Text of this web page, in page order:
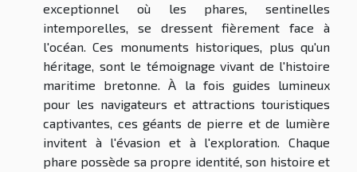
exceptionnel où les phares, sentinelles
intemporelles, se dressent fièrement face à
l'océan. Ces monuments historiques, plus qu'un
héritage, sont le témoignage vivant de l'histoire
maritime bretonne. À la fois guides lumineux
pour les navigateurs et attractions touristiques
captivantes, ces géants de pierre et de lumière
invitent à l'évasion et à l'exploration. Chaque
phare possède sa propre identité, son histoire et